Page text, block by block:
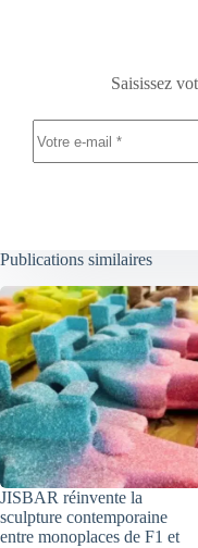
Saisissez
Publications similaires
JISBAR réinvente la
sculpture contemporaine
entre monoplaces de F1 et